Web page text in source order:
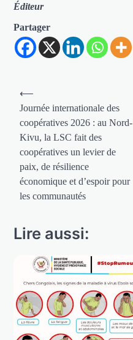
Éditeur
Partager
Navigation
de
l’article
⟵
Journée internationale des
coopératives 2026 : au Nord-
Kivu, la LSC fait des
coopératives un levier de
paix, de résilience
économique et d’espoir pour
les communautés
Lire aussi: